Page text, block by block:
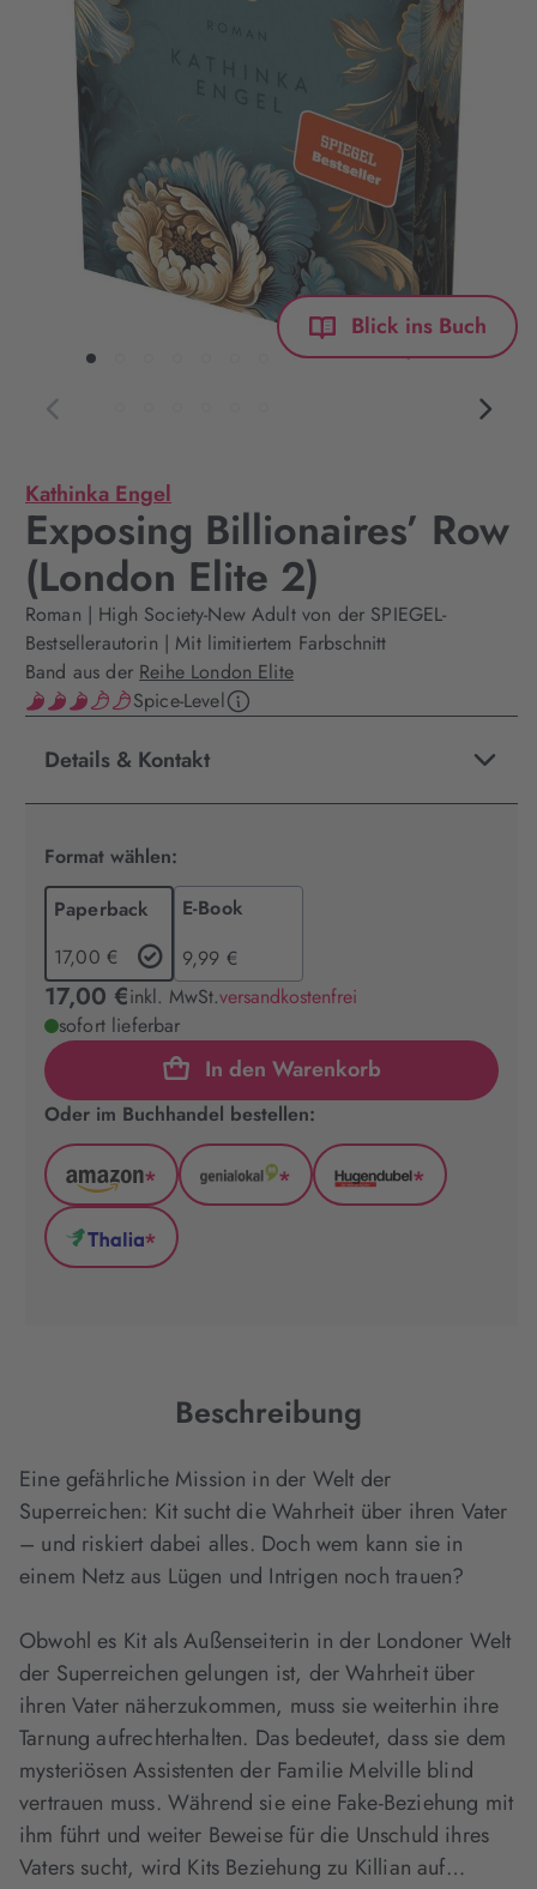
Blick ins Buch
Kathinka Engel
Exposing Billionaires’ Row
(London Elite 2)
Roman | High Society-New Adult von der SPIEGEL-
Bestsellerautorin | Mit limitiertem Farbschnitt
Band aus der Reihe London Elite
Spice-Level
Details & Kontakt
Format wählen:
Paperback
17,00 €
E-Book
9,99 €
17,00 €inkl. MwSt.versandkostenfrei
sofort lieferbar
In den Warenkorb
Oder im Buchhandel bestellen:
Amazon
(wird
in
neuem
*
GenialLokal
*
Hugendubel
*
Thalia
*
Beschreibung
Eine gefährliche Mission in der Welt der
Superreichen: Kit sucht die Wahrheit über ihren Vater
– und riskiert dabei alles. Doch wem kann sie in
einem Netz aus Lügen und Intrigen noch trauen?
Obwohl es Kit als Außenseiterin in der Londoner Welt
der Superreichen gelungen ist, der Wahrheit über
ihren Vater näherzukommen, muss sie weiterhin ihre
Tarnung aufrechterhalten. Das bedeutet, dass sie dem
mysteriösen Assistenten der Familie Melville blind
vertrauen muss. Während sie eine Fake-Beziehung mit
ihm führt und weiter Beweise für die Unschuld ihres
Vaters sucht, wird Kits Beziehung zu Killian auf…